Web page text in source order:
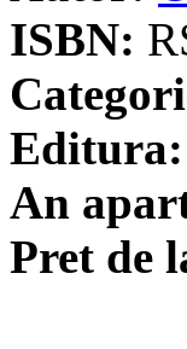
ISBN:
Editura:
An
Pret de